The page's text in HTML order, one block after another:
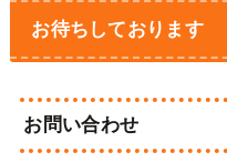
お待ちしております
お問い合わせ